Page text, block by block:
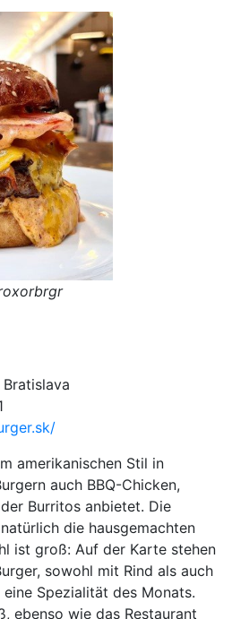
amerikanischen Stil in
auch BBQ-Chicken,
Burritos anbietet. Die
die hausgemachten
ist groß: Auf der Karte stehen
sowohl mit Rind als auch
Spezialität des Monats.
ebenso wie das Restaurant